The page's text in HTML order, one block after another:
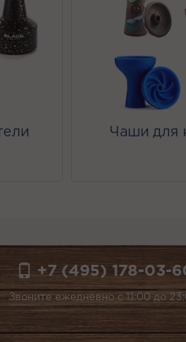
Чаши для
+7 (495) 178-03-
Звоните ежедневно с 11:00 до